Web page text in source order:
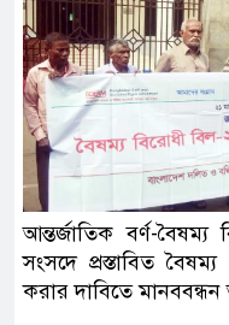
আন্তর্জাতিক বর্ণ-
সংসদে প্রস্তাবিত
করার দাবিতে মানববন্ধন